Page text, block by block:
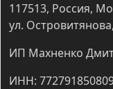
117513, Россия,
ул.
ИП Махненко
ИНН: